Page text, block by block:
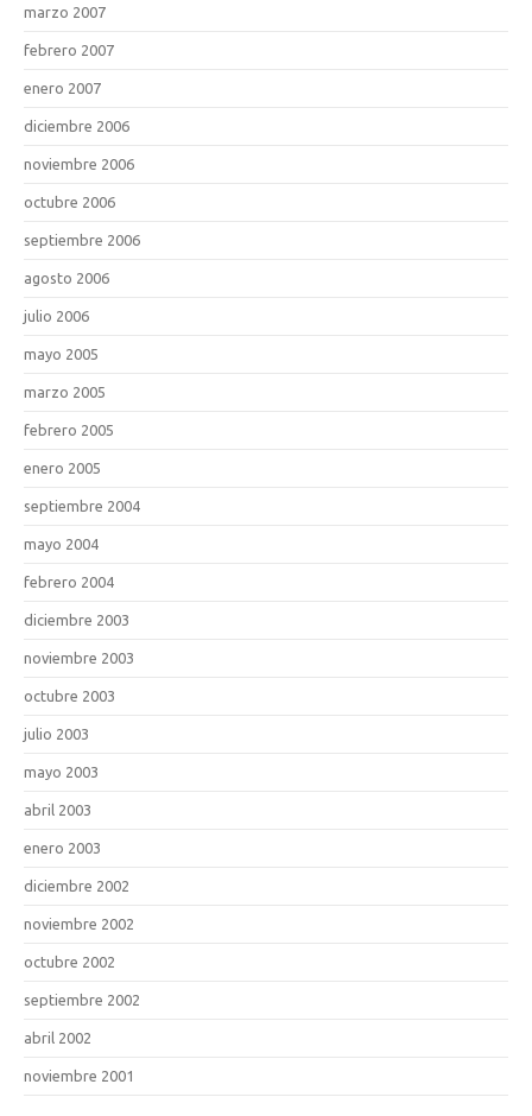
marzo 2007
febrero 2007
enero 2007
diciembre 2006
noviembre 2006
octubre 2006
septiembre 2006
agosto 2006
julio 2006
mayo 2005
marzo 2005
febrero 2005
enero 2005
septiembre 2004
mayo 2004
febrero 2004
diciembre 2003
noviembre 2003
octubre 2003
julio 2003
mayo 2003
abril 2003
enero 2003
diciembre 2002
noviembre 2002
octubre 2002
septiembre 2002
abril 2002
noviembre 2001